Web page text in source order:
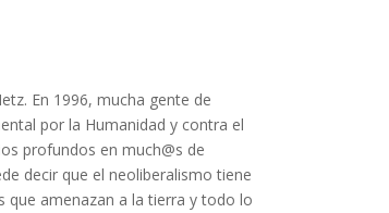
En 1996, mucha gente de
por la Humanidad y contra el
profundos en much@s de
decir que el neoliberalismo tiene
que amenazan a la tierra y todo lo